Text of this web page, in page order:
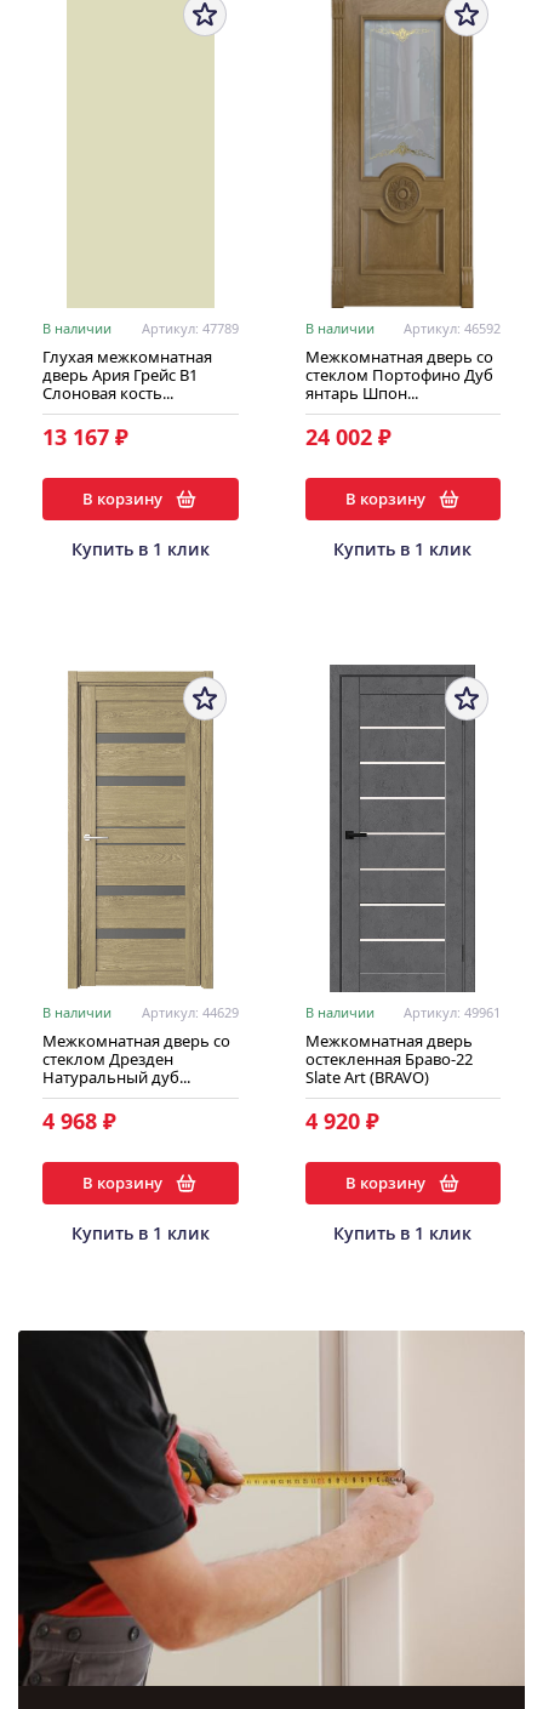
В наличии Артикул: 47789
Глухая межкомнатная
дверь Ария Грейс В1
Слоновая кость...
13 167 ₽
В корзину
Купить в 1 клик
В наличии Артикул: 46592
Межкомнатная дверь со
стеклом Портофино Дуб
янтарь Шпон...
24 002 ₽
В корзину
Купить в 1 клик
В наличии Артикул: 44629
Межкомнатная дверь со
стеклом Дрезден
Натуральный дуб...
4 968 ₽
В корзину
Купить в 1 клик
В наличии Артикул: 49961
Межкомнатная дверь
остекленная Браво-22
Slate Art (BRAVO)
4 920 ₽
В корзину
Купить в 1 клик